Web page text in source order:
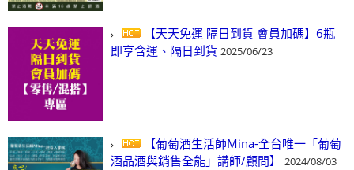
【天天免運 隔日到貨 會員加碼】6瓶
即享含運、隔日到貨 2025/06/23
【葡萄酒生活師Mina-全台唯一「葡萄
酒品酒與銷售全能」講師/顧問】
2024/08/03